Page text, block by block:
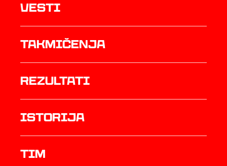
Vesti
Takmičenja
rezultati
istorija
TIM